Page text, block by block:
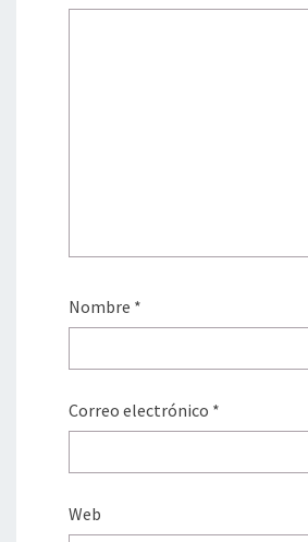
Nombre *
Correo electrónico *
Web